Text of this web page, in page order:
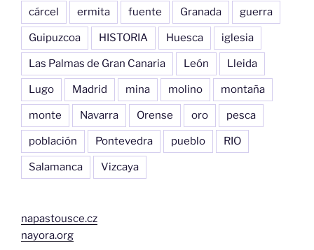
cárcel ermita fuente Granada guerra
Guipuzcoa HISTORIA Huesca iglesia
Las Palmas de Gran Canaria León Lleida
Lugo Madrid mina molino montaña
monte Navarra Orense oro pesca
población Pontevedra pueblo RIO
Salamanca Vizcaya
napastousce.cz
nayora.org